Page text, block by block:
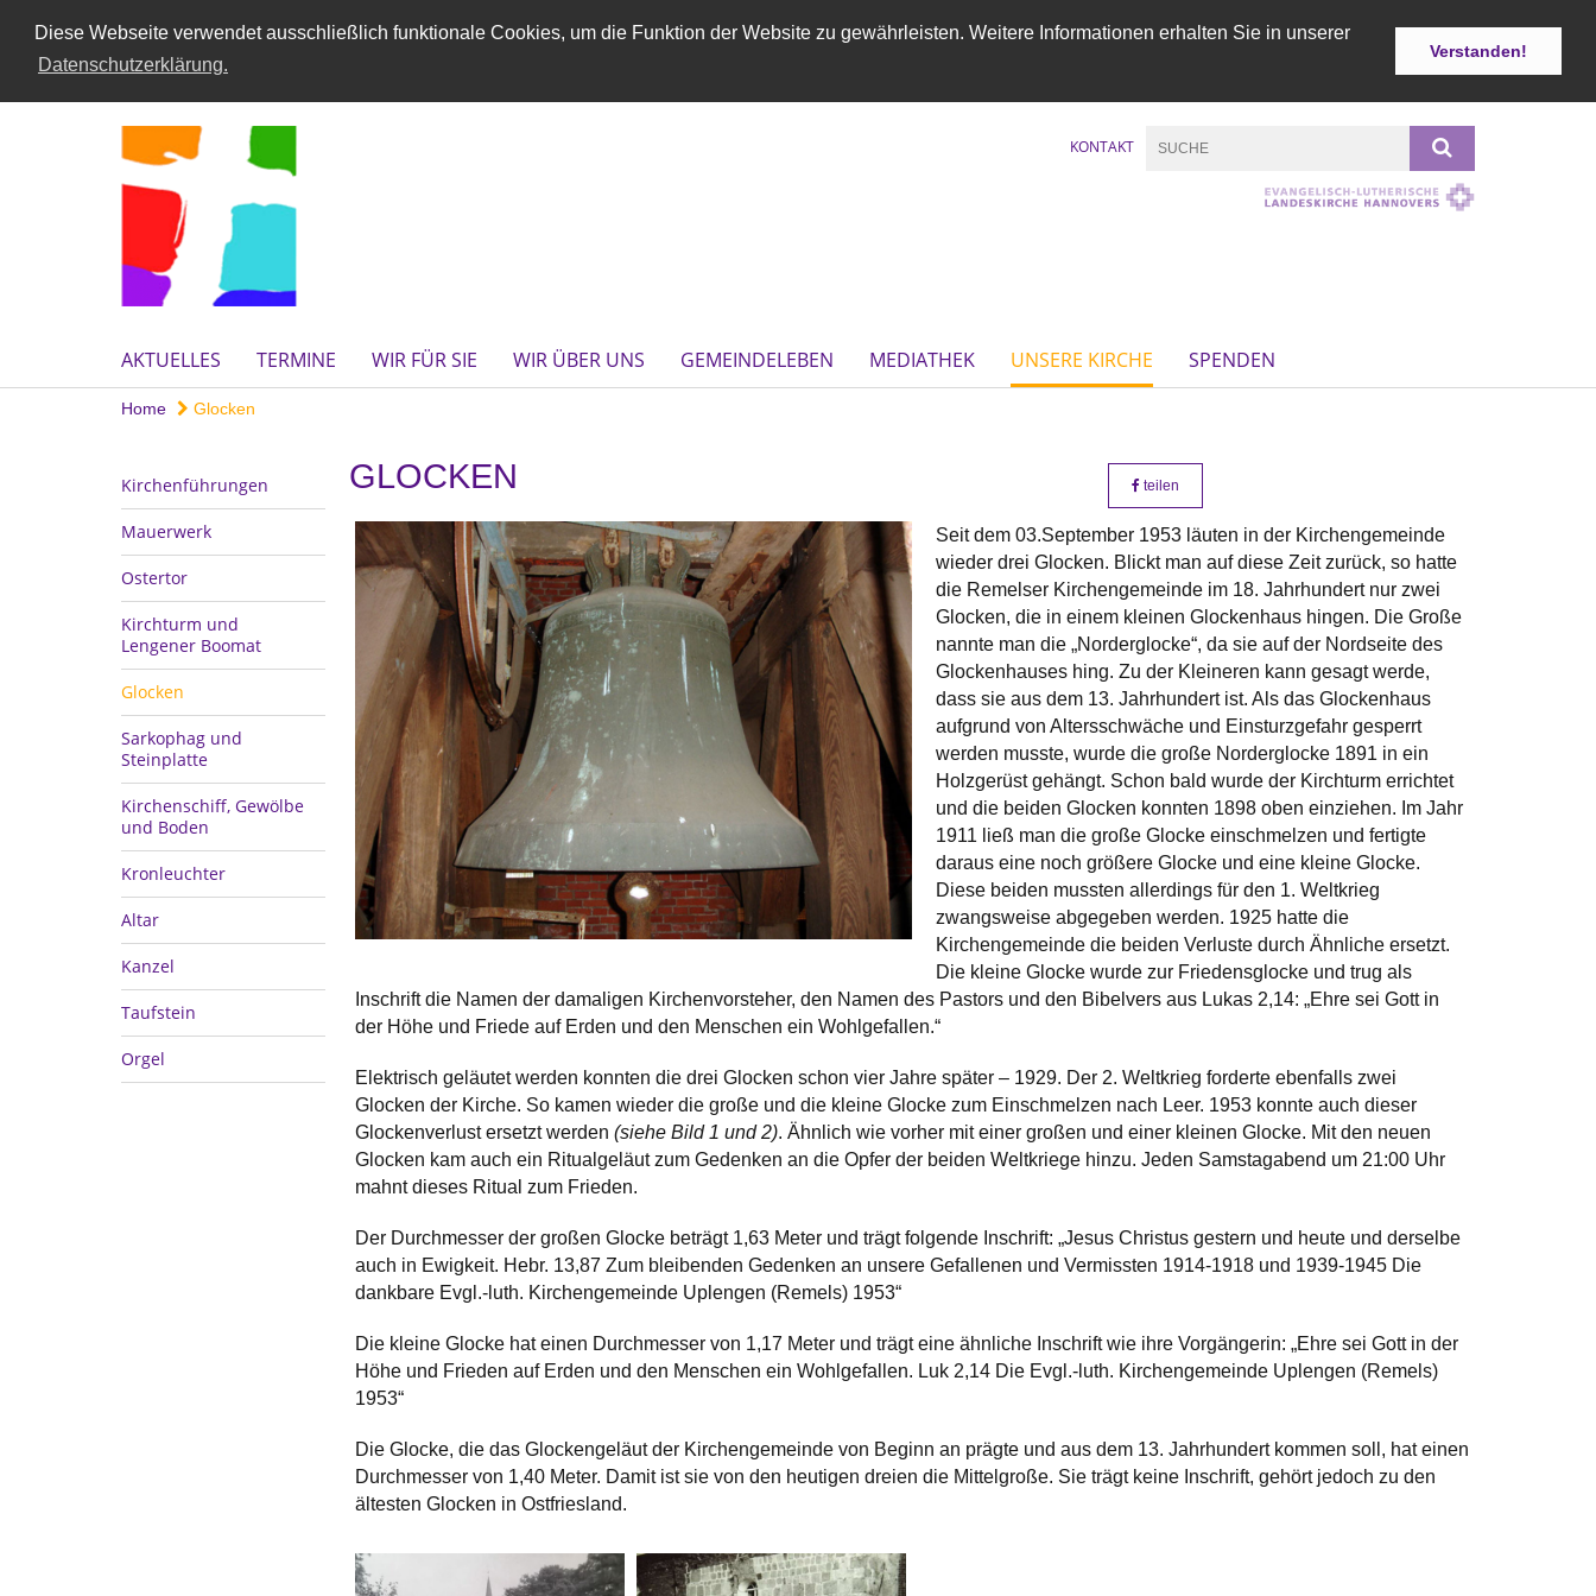
Diese Webseite verwendet ausschließlich funktionale Cookies, um die Funktion der Website zu gewährleisten. Weitere Informationen erhalten Sie in unserer
Datenschutzerklärung.
Verstanden!
KONTAKT
AKTUELLES TERMINE WIR FÜR SIE WIR ÜBER UNS GEMEINDELEBEN MEDIATHEK UNSERE KIRCHE SPENDEN
Home Glocken
Kirchenführungen
Mauerwerk
Ostertor
Kirchturm und
Lengener Boomat
Glocken
Sarkophag und
Steinplatte
Kirchenschiff, Gewölbe
und Boden
Kronleuchter
Altar
Kanzel
Taufstein
Orgel
GLOCKEN teilen
Seit dem 03.September 1953 läuten in der Kirchengemeinde
wieder drei Glocken. Blickt man auf diese Zeit zurück, so hatte
die Remelser Kirchengemeinde im 18. Jahrhundert nur zwei
Glocken, die in einem kleinen Glockenhaus hingen. Die Große
nannte man die „Norderglocke“, da sie auf der Nordseite des
Glockenhauses hing. Zu der Kleineren kann gesagt werde,
dass sie aus dem 13. Jahrhundert ist. Als das Glockenhaus
aufgrund von Altersschwäche und Einsturzgefahr gesperrt
werden musste, wurde die große Norderglocke 1891 in ein
Holzgerüst gehängt. Schon bald wurde der Kirchturm errichtet
und die beiden Glocken konnten 1898 oben einziehen. Im Jahr
1911 ließ man die große Glocke einschmelzen und fertigte
daraus eine noch größere Glocke und eine kleine Glocke.
Diese beiden mussten allerdings für den 1. Weltkrieg
zwangsweise abgegeben werden. 1925 hatte die
Kirchengemeinde die beiden Verluste durch Ähnliche ersetzt.
Die kleine Glocke wurde zur Friedensglocke und trug als
Inschrift die Namen der damaligen Kirchenvorsteher, den Namen des Pastors und den Bibelvers aus Lukas 2,14: „Ehre sei Gott in
der Höhe und Friede auf Erden und den Menschen ein Wohlgefallen.“
Elektrisch geläutet werden konnten die drei Glocken schon vier Jahre später – 1929. Der 2. Weltkrieg forderte ebenfalls zwei
Glocken der Kirche. So kamen wieder die große und die kleine Glocke zum Einschmelzen nach Leer. 1953 konnte auch dieser
Glockenverlust ersetzt werden (siehe Bild 1 und 2). Ähnlich wie vorher mit einer großen und einer kleinen Glocke. Mit den neuen
Glocken kam auch ein Ritualgeläut zum Gedenken an die Opfer der beiden Weltkriege hinzu. Jeden Samstagabend um 21:00 Uhr
mahnt dieses Ritual zum Frieden.
Der Durchmesser der großen Glocke beträgt 1,63 Meter und trägt folgende Inschrift: „Jesus Christus gestern und heute und derselbe
auch in Ewigkeit. Hebr. 13,87 Zum bleibenden Gedenken an unsere Gefallenen und Vermissten 1914-1918 und 1939-1945 Die
dankbare Evgl.-luth. Kirchengemeinde Uplengen (Remels) 1953“
Die kleine Glocke hat einen Durchmesser von 1,17 Meter und trägt eine ähnliche Inschrift wie ihre Vorgängerin: „Ehre sei Gott in der
Höhe und Frieden auf Erden und den Menschen ein Wohlgefallen. Luk 2,14 Die Evgl.-luth. Kirchengemeinde Uplengen (Remels)
1953“
Die Glocke, die das Glockengeläut der Kirchengemeinde von Beginn an prägte und aus dem 13. Jahrhundert kommen soll, hat einen
Durchmesser von 1,40 Meter. Damit ist sie von den heutigen dreien die Mittelgroße. Sie trägt keine Inschrift, gehört jedoch zu den
ältesten Glocken in Ostfriesland.